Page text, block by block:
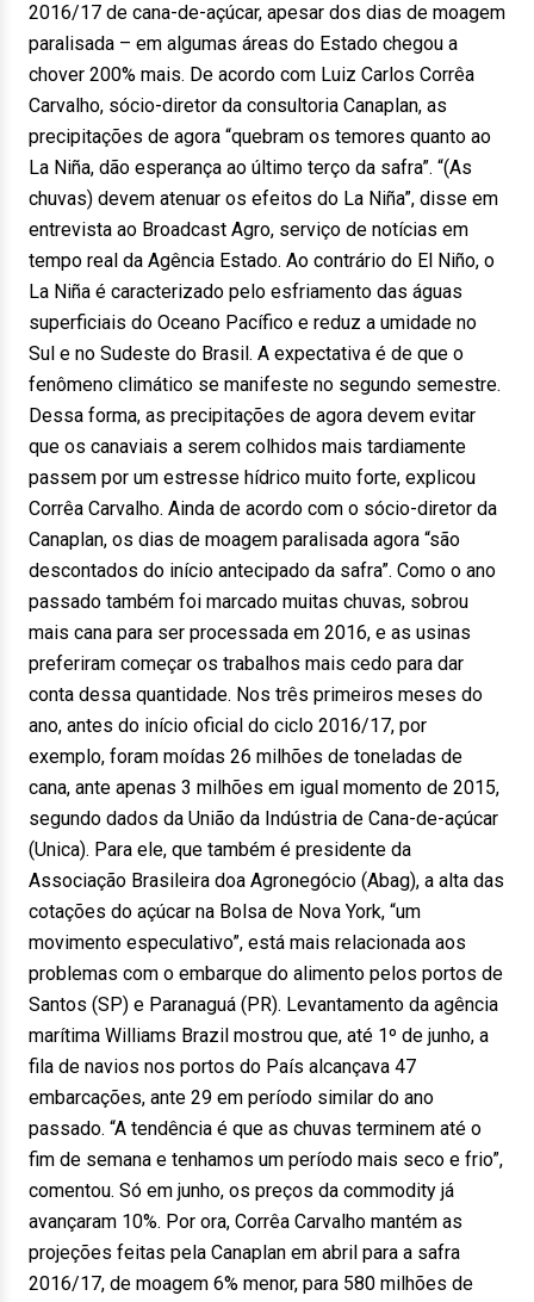
2016/17 de cana-de-açúcar, apesar dos dias de moagem
paralisada – em algumas áreas do Estado chegou a
chover 200% mais. De acordo com Luiz Carlos Corrêa
Carvalho, sócio-diretor da consultoria Canaplan, as
precipitações de agora “quebram os temores quanto ao
La Niña, dão esperança ao último terço da safra”. “(As
chuvas) devem atenuar os efeitos do La Niña”, disse em
entrevista ao Broadcast Agro, serviço de notícias em
tempo real da Agência Estado. Ao contrário do El Niño, o
La Niña é caracterizado pelo esfriamento das águas
superficiais do Oceano Pacífico e reduz a umidade no
Sul e no Sudeste do Brasil. A expectativa é de que o
fenômeno climático se manifeste no segundo semestre.
Dessa forma, as precipitações de agora devem evitar
que os canaviais a serem colhidos mais tardiamente
passem por um estresse hídrico muito forte, explicou
Corrêa Carvalho. Ainda de acordo com o sócio-diretor da
Canaplan, os dias de moagem paralisada agora “são
descontados do início antecipado da safra”. Como o ano
passado também foi marcado muitas chuvas, sobrou
mais cana para ser processada em 2016, e as usinas
preferiram começar os trabalhos mais cedo para dar
conta dessa quantidade. Nos três primeiros meses do
ano, antes do início oficial do ciclo 2016/17, por
exemplo, foram moídas 26 milhões de toneladas de
cana, ante apenas 3 milhões em igual momento de 2015,
segundo dados da União da Indústria de Cana-de-açúcar
(Unica). Para ele, que também é presidente da
Associação Brasileira doa Agronegócio (Abag), a alta das
cotações do açúcar na Bolsa de Nova York, “um
movimento especulativo”, está mais relacionada aos
problemas com o embarque do alimento pelos portos de
Santos (SP) e Paranaguá (PR). Levantamento da agência
marítima Williams Brazil mostrou que, até 1º de junho, a
fila de navios nos portos do País alcançava 47
embarcações, ante 29 em período similar do ano
passado. “A tendência é que as chuvas terminem até o
fim de semana e tenhamos um período mais seco e frio”,
comentou. Só em junho, os preços da commodity já
avançaram 10%. Por ora, Corrêa Carvalho mantém as
projeções feitas pela Canaplan em abril para a safra
2016/17, de moagem 6% menor, para 580 milhões de